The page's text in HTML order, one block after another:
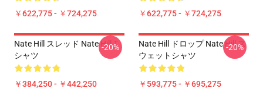
￥622,775 - ￥724,275 ￥622,775 - ￥724,275
Nate Hill スレッド Nate Hill T
シャツ
￥384,250 - ￥442,250
-20%
Nate Hill ドロップ Nate Hill ス
ウェットシャツ
￥593,775 - ￥695,275
-20%